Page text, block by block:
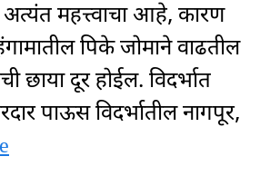
महत्त्वाचा आहे, कारण
पिके जोमाने वाढतील
छाया दूर होईल. विदर्भात
पाऊस विदर्भातील नागपूर,